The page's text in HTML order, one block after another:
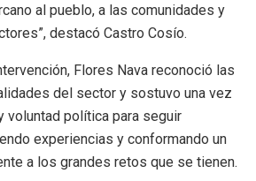
al pueblo, a las comunidades y
destacó Castro Cosío.
Flores Nava reconoció las
del sector y sostuvo una vez
voluntad política para seguir
experiencias y conformando un
a los grandes retos que se tienen.